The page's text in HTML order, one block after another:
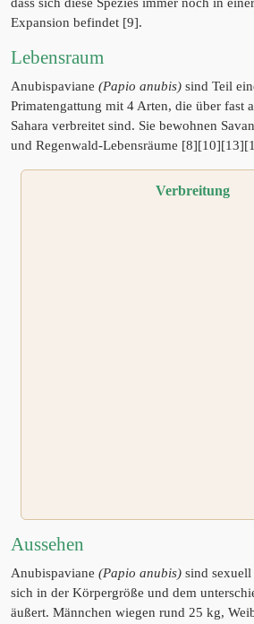
Expansion befindet [9].
Lebensraum
Anubispaviane (Papio anubis) sind Teil
Primatengattung mit 4 Arten, die über fast
Sahara verbreitet sind. Sie bewohnen
und Regenwald-Lebensräume
Verbreitung
Aussehen
Anubispaviane (Papio anubis) sind
sich in der Körpergröße und dem
äußert. Männchen wiegen rund 25 kg,